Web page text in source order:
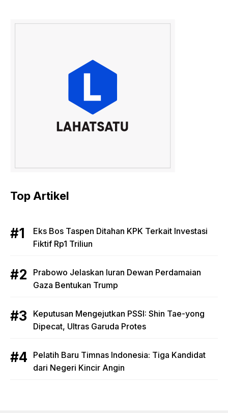
Top Artikel
Eks Bos Taspen Ditahan KPK Terkait Investasi
Fiktif Rp1 Triliun
Prabowo Jelaskan Iuran Dewan Perdamaian
Gaza Bentukan Trump
Keputusan Mengejutkan PSSI: Shin Tae-yong
Dipecat, Ultras Garuda Protes
Pelatih Baru Timnas Indonesia: Tiga Kandidat
dari Negeri Kincir Angin